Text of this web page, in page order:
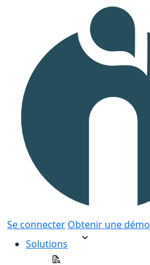
Se connecter Obtenir une démo
Solutions